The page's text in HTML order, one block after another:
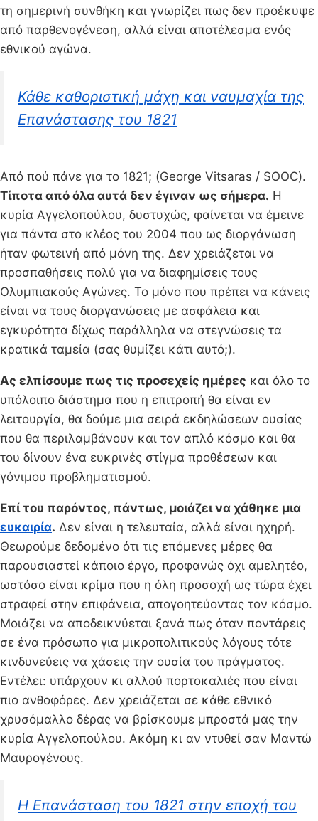
τη σημερινή συνθήκη και γνωρίζει πως δεν προέκυψε
από παρθενογένεση, αλλά είναι αποτέλεσμα ενός
εθνικού αγώνα.
Κάθε καθοριστική μάχη και ναυμαχία της
Επανάστασης του 1821
Από πού πάνε για το 1821; (George Vitsaras / SOOC).
Τίποτα από όλα αυτά δεν έγιναν ως σήμερα. Η
κυρία Αγγελοπούλου, δυστυχώς, φαίνεται να έμεινε
για πάντα στο κλέος του 2004 που ως διοργάνωση
ήταν φωτεινή από μόνη της. Δεν χρειάζεται να
προσπαθήσεις πολύ για να διαφημίσεις τους
Ολυμπιακούς Αγώνες. Το μόνο που πρέπει να κάνεις
είναι να τους διοργανώσεις με ασφάλεια και
εγκυρότητα δίχως παράλληλα να στεγνώσεις τα
κρατικά ταμεία (σας θυμίζει κάτι αυτό;).
Ας ελπίσουμε πως τις προσεχείς ημέρες και όλο το
υπόλοιπο διάστημα που η επιτροπή θα είναι εν
λειτουργία, θα δούμε μια σειρά εκδηλώσεων ουσίας
που θα περιλαμβάνουν και τον απλό κόσμο και θα
του δίνουν ένα ευκρινές στίγμα προθέσεων και
γόνιμου προβληματισμού.
Επί του παρόντος, πάντως, μοιάζει να χάθηκε μια
ευκαιρία. Δεν είναι η τελευταία, αλλά είναι ηχηρή.
Θεωρούμε δεδομένο ότι τις επόμενες μέρες θα
παρουσιαστεί κάποιο έργο, προφανώς όχι αμελητέο,
ωστόσο είναι κρίμα που η όλη προσοχή ως τώρα έχει
στραφεί στην επιφάνεια, απογοητεύοντας τον κόσμο.
Μοιάζει να αποδεικνύεται ξανά πως όταν ποντάρεις
σε ένα πρόσωπο για μικροπολιτικούς λόγους τότε
κινδυνεύεις να χάσεις την ουσία του πράγματος.
Εντέλει: υπάρχουν κι αλλού πορτοκαλιές που είναι
πιο ανθοφόρες. Δεν χρειάζεται σε κάθε εθνικό
χρυσόμαλλο δέρας να βρίσκουμε μπροστά μας την
κυρία Αγγελοπούλου. Ακόμη κι αν ντυθεί σαν Μαντώ
Μαυρογένους.
H Επανάσταση του 1821 στην εποχή του